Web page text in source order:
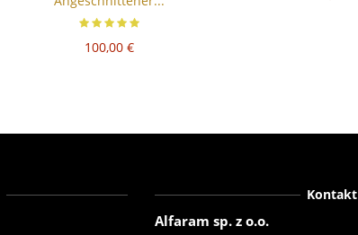
100,00 €
Kontakt
Alfaram sp. z o.o.